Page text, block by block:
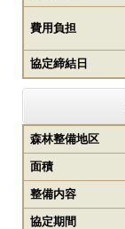
費用負担
協定締結日
森林整備地区
面積
整備内容
協定期間